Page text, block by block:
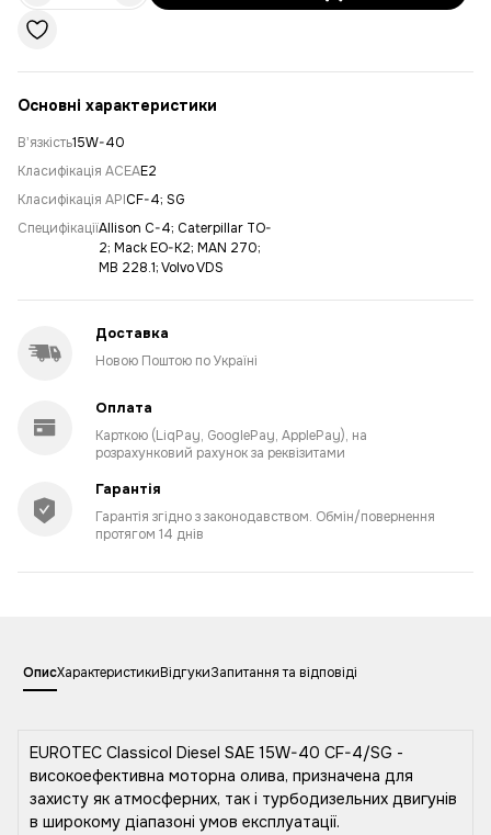
Основні характеристики
Вʼязкість15W-40
Класифікація ACEAE2
Класифікація APICF-4; SG
СпецифікаціїAllison C-4; Caterpillar TO-
2; Mack EO-K2; MAN 270;
MB 228.1; Volvo VDS
Доставка
Новою Поштою по Україні
Оплата
Карткою (LiqPay, GooglePay, ApplePay), на
розрахунковий рахунок за реквізитами
Гарантія
Гарантія згідно з законодавством. Обмін/повернення
протягом 14 днів
ОписХарактеристикиВідгукиЗапитання та відповіді
EUROTEC Classicol Diesel SAE 15W-40 CF-4/SG -
високоефективна моторна олива, призначена для
захисту як атмосферних, так і турбодизельних двигунів
в широкому діапазоні умов експлуатації.